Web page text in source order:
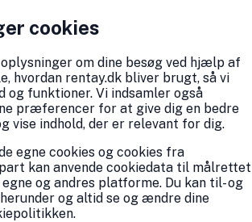
cookies
om dine besøg ved hjælp af
hvordan rentay.dk bliver brugt, så vi
og funktioner. Vi indsamler også
præferencer for at give dig en bedre
vise indhold, der er relevant for dig.
egne cookies og cookies fra
kan anvende cookiedata til målrettet
og andres platforme. Du kan til- og
og altid se og ændre dine